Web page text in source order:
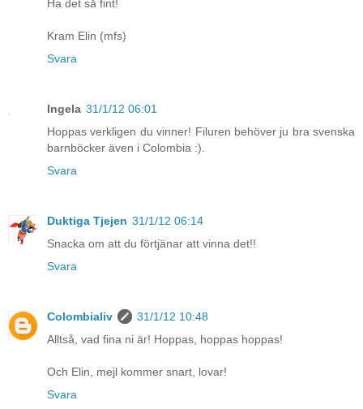
Ha det så fint!
Kram Elin (mfs)
Svara
Ingela 31/1/12 06:01
Hoppas verkligen du vinner! Filuren behöver ju bra svenska
barnböcker även i Colombia :).
Svara
Duktiga Tjejen 31/1/12 06:14
Snacka om att du förtjänar att vinna det!!
Svara
Colombialiv
31/1/12 10:48
Alltså, vad fina ni är! Hoppas, hoppas hoppas!
Och Elin, mejl kommer snart, lovar!
Svara